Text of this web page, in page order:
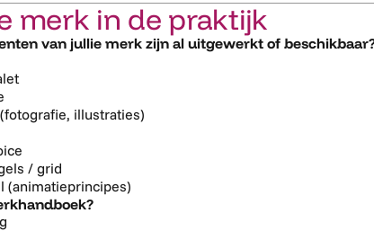
merk in de praktijk
van jullie merk zijn al uitgewerkt of
illustraties)
/ grid
(animatieprincipes)